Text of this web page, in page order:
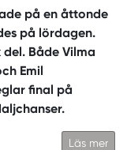
på en åttonde
på lördagen.
Både Vilma
Emil
final på
Läs mer